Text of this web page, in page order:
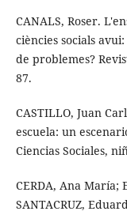
CANALS, Roser.
ciències socials
de problemes?
87.
CASTILLO, Juan
escuela: un
Ciencias Sociales,
CERDA, Ana María;
SANTACRUZ,